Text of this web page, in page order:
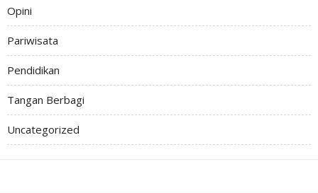
Opini
Pariwisata
Pendidikan
Tangan Berbagi
Uncategorized